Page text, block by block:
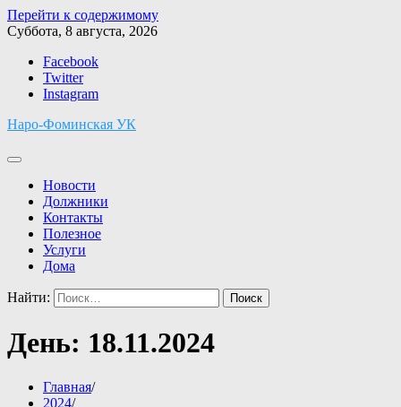
Перейти к содержимому
Суббота, 8 августа, 2026
Facebook
Twitter
Instagram
Наро-Фоминская УК
Новости
Должники
Контакты
Полезное
Услуги
Дома
Найти:
День: 18.11.2024
Главная
2024